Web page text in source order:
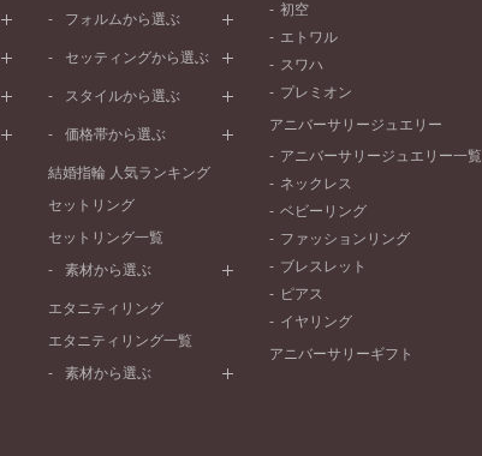
プラチナ
ピンクゴールド
ペールブラウンゴールド
フォルムから選ぶ
ストレートライン
V字ライン
セッティングから選ぶ
プレーン
セベラルメレ
ラインメレ
スタイルから選ぶ
シンプル
モード
エレガント
ゴージャス
価格帯から選ぶ
50万円～
20万円～30万円
10万円～20万円
結婚指輪 人気ランキング
セットリング
セットリング一覧
素材から選ぶ
プラチナ
ペールブラウンゴールド
エタニティリング
エタニティリング一覧
素材から選ぶ
初空
エトワル
スワハ
プレミオン
アニバーサリージュエリー
アニバーサリージュエリー一覧
ネックレス
ベビーリング
ファッションリング
ブレスレット
ピアス
イヤリング
アニバーサリーギフト